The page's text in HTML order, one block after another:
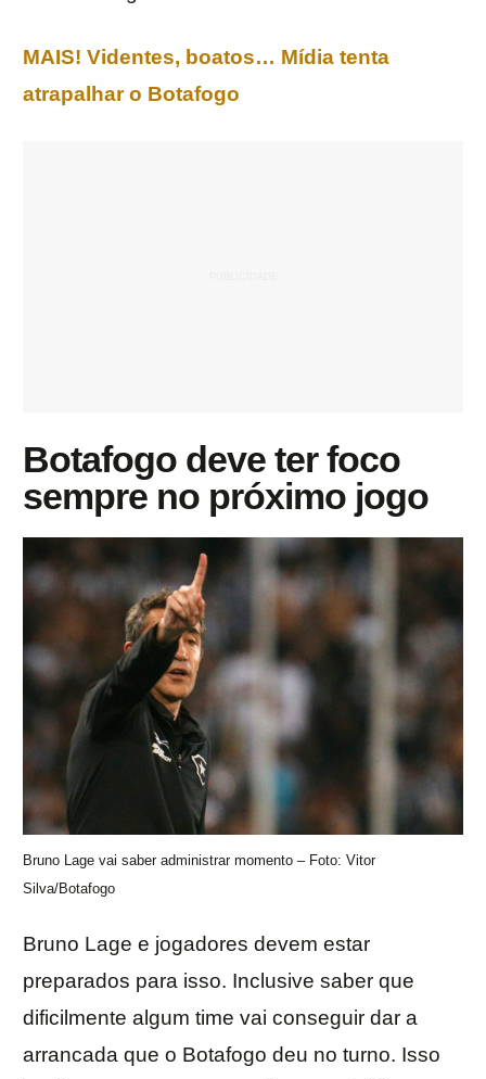
MAIS! Videntes, boatos… Mídia tenta
atrapalhar o Botafogo
Botafogo deve ter foco
sempre no próximo jogo
Bruno Lage vai saber administrar momento – Foto: Vitor
Silva/Botafogo
Bruno Lage e jogadores devem estar
preparados para isso. Inclusive saber que
dificilmente algum time vai conseguir dar a
arrancada que o Botafogo deu no turno. Isso